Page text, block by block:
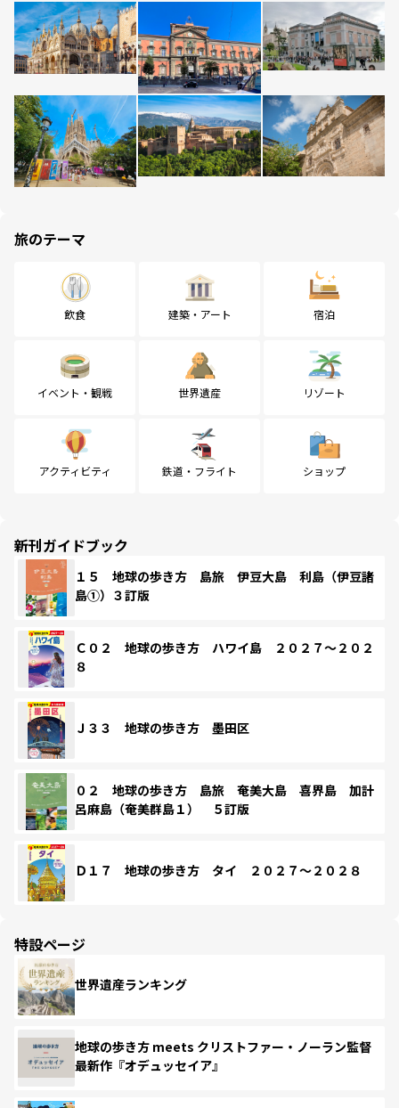
旅のテーマ
飲食 建築・アート 宿泊
イベント・観戦 世界遺産 リゾート
アクティビティ 鉄道・フライト ショップ
新刊ガイドブック
１５ 地球の歩き方 島旅 伊豆大島 利島（伊豆諸
島①）３訂版
Ｃ０２ 地球の歩き方 ハワイ島 ２０２７～２０２
８
Ｊ３３ 地球の歩き方 墨田区
０２ 地球の歩き方 島旅 奄美大島 喜界島 加計
呂麻島（奄美群島１） ５訂版
Ｄ１７ 地球の歩き方 タイ ２０２７～２０２８
特設ページ
世界遺産ランキング
地球の歩き方 meets クリストファー・ノーラン監督
最新作『オデュッセイア』